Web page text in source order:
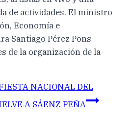
de actividades. El ministro
Economía e
Santiago Pérez Pons
de la organización de la
NACIONAL DEL
A SÁENZ PEÑA